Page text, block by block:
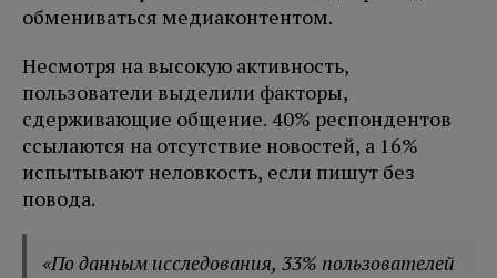
обмениваться медиаконтентом.
Несмотря на высокую активность,
пользователи выделили факторы,
сдерживающие общение. 40% респондентов
ссылаются на отсутствие новостей, а 16%
испытывают неловкость, если пишут без
повода.
«По данным исследования, 33% пользователей